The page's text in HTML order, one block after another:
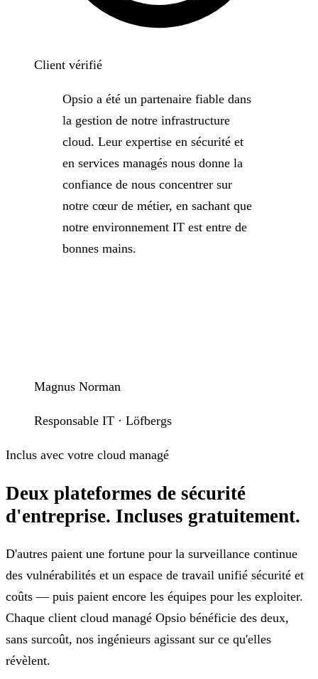
Client vérifié
Opsio a été un partenaire fiable dans
la gestion de notre infrastructure
cloud. Leur expertise en sécurité et
en services managés nous donne la
confiance de nous concentrer sur
notre cœur de métier, en sachant que
notre environnement IT est entre de
bonnes mains.
Magnus Norman
Responsable IT · Löfbergs
Inclus avec votre cloud managé
Deux plateformes de sécurité
d'entreprise. Incluses gratuitement.
D'autres paient une fortune pour la surveillance continue
des vulnérabilités et un espace de travail unifié sécurité et
coûts — puis paient encore les équipes pour les exploiter.
Chaque client cloud managé Opsio bénéficie des deux,
sans surcoût, nos ingénieurs agissant sur ce qu'elles
révèlent.